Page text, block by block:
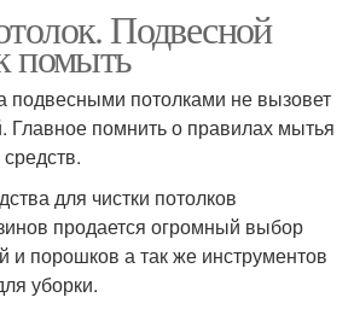
Подвесной
помыть
подвесными потолками не вызовет
Главное помнить о правилах мытья
для чистки потолков
продается огромный выбор
и порошков а так же инструментов
уборки.